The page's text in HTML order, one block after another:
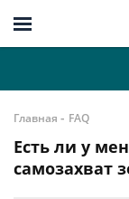
Главная - FAQ
Есть ли у
самозахват